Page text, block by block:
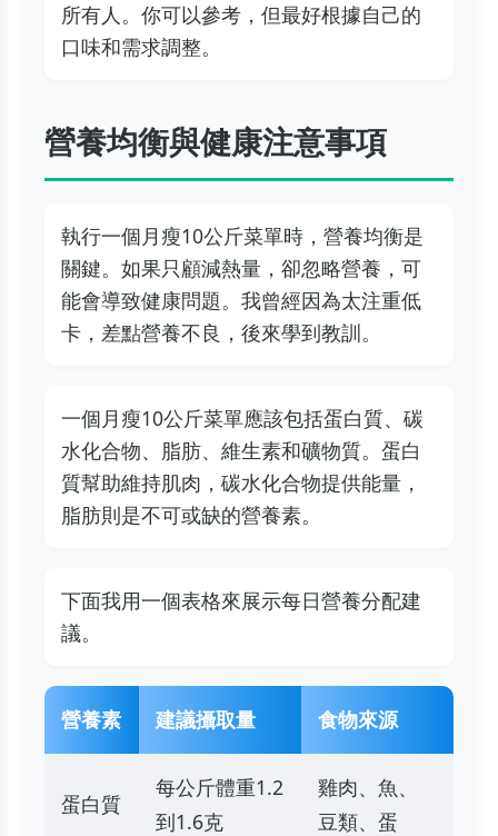
所有人。你可以參考，但最好根據自己的
口味和需求調整。
營養均衡與健康注意事項
執行一個月瘦10公斤菜單時，營養均衡是
關鍵。如果只顧減熱量，卻忽略營養，可
能會導致健康問題。我曾經因為太注重低
卡，差點營養不良，後來學到教訓。
一個月瘦10公斤菜單應該包括蛋白質、碳
水化合物、脂肪、維生素和礦物質。蛋白
質幫助維持肌肉，碳水化合物提供能量，
脂肪則是不可或缺的營養素。
下面我用一個表格來展示每日營養分配建
議。
營養素 建議攝取量 食物來源
蛋白質
每公斤體重1.2
到1.6克
雞肉、魚、
豆類、蛋